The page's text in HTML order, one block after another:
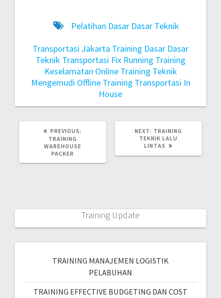
Pelatihan Dasar Dasar Teknik
Transportasi Jakarta Training Dasar Dasar
Teknik Transportasi Fix Running Training
Keselamatan Online Training Teknik
Mengemudi Offline Training Transportasi In
House
PREVIOUS:
TRAINING
WAREHOUSE
PACKER
NEXT: TRAINING
TEKNIK LALU
LINTAS
Training Update
TRAINING MANAJEMEN LOGISTIK
PELABUHAN
TRAINING EFFECTIVE BUDGETING DAN COST